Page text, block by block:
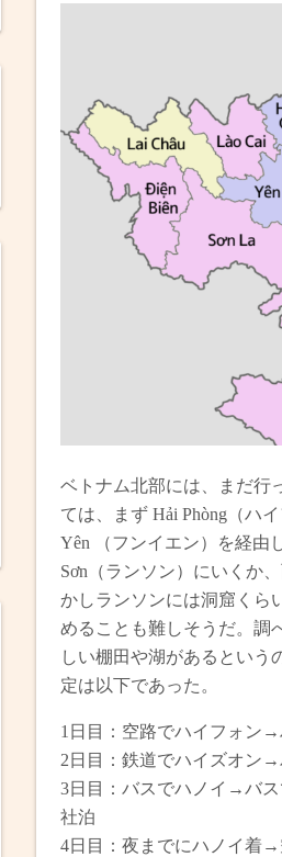
ベトナム北部には、まだ行
ては、まず Hải Phòng（ハ
Yên （フンイエン）を経由
Sơn（ランソン）にいくか
かしランソンには洞窟くら
めることも難しそうだ。調
しい棚田や湖があるという
定は以下であった。
1日目：空路でハイフォン
2日目：鉄道でハイズオン
3日目：バスでハノイ→バ
社泊
4日目：夜までにハノイ着